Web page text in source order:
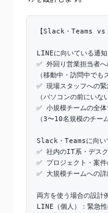
【Slack・Teams vs
LINEに向いている通知
✅ 外回り営業担当者
（移動中・訪問中でも
✅ 現場スタッフへの緊
（パソコンの前にいな
✅ 小規模チームの全体
（3〜10名規模のチー
Slack・Teamsに向い
✅ 社内のIT系・デス
✅ プロジェクト・案件
✅ 大規模チームへの
両方を使う場合の設計
LINE（個人）：緊急